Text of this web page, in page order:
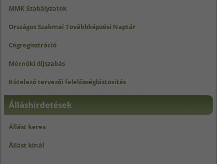
MMK Szabályzatok
Országos Szakmai Továbbképzési Naptár
Cégregisztráció
Mérnöki díjszabás
Kötelező tervezői felelősségbiztosítás
Álláshirdetések
Állást keres
Állást kínál